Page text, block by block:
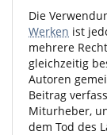
Die
Werken ist
mehrere
gleichzeitig
Autoren
Beitrag
Miturheber,
dem Tod des